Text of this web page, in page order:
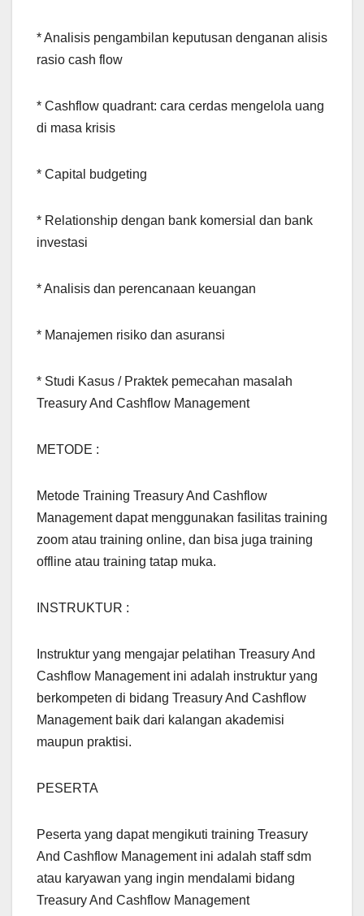
* Analisis pengambilan keputusan denganan alisis
rasio cash flow
* Cashflow quadrant: cara cerdas mengelola uang
di masa krisis
* Capital budgeting
* Relationship dengan bank komersial dan bank
investasi
* Analisis dan perencanaan keuangan
* Manajemen risiko dan asuransi
* Studi Kasus / Praktek pemecahan masalah
Treasury And Cashflow Management
METODE :
Metode Training Treasury And Cashflow
Management dapat menggunakan fasilitas training
zoom atau training online, dan bisa juga training
offline atau training tatap muka.
INSTRUKTUR :
Instruktur yang mengajar pelatihan Treasury And
Cashflow Management ini adalah instruktur yang
berkompeten di bidang Treasury And Cashflow
Management baik dari kalangan akademisi
maupun praktisi.
PESERTA
Peserta yang dapat mengikuti training Treasury
And Cashflow Management ini adalah staff sdm
atau karyawan yang ingin mendalami bidang
Treasury And Cashflow Management